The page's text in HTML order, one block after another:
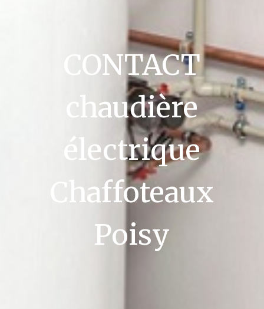
CONTACT
chaudière
électrique
Chaffoteaux
Poisy